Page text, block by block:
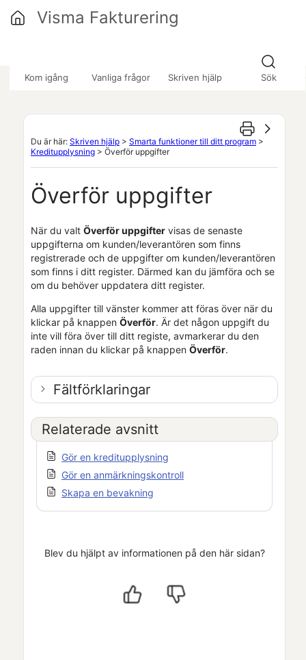
Kom igång Vanliga frågor Skriven hjälp Sök
Visma Fakturering
Du är här: Skriven hjälp > Smarta funktioner till ditt program >
Kreditupplysning > Överför uppgifter
Överför uppgifter
När du valt Överför uppgifter visas de senaste
uppgifterna om kunden/leverantören som finns
registrerade och de uppgifter om kunden/leverantören
som finns i ditt register. Därmed kan du jämföra och se
om du behöver uppdatera ditt register.
Alla uppgifter till vänster kommer att föras över när du
klickar på knappen Överför. Är det någon uppgift du
inte vill föra över till ditt registe, avmarkerar du den
raden innan du klickar på knappen Överför.
Fältförklaringar
Relaterade avsnitt
Gör en kreditupplysning
Gör en anmärkningskontroll
Skapa en bevakning
Blev du hjälpt av informationen på den här sidan?